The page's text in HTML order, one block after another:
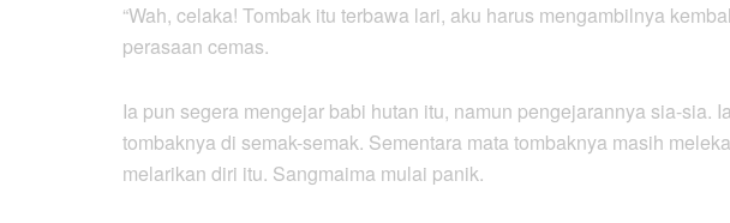
“Wah, celaka! Tombak itu terbawa lari, aku harus mengambilnya
perasaan cemas.
Ia pun segera mengejar babi hutan itu, namun pengejarannya sia-sia.
tombaknya di semak-semak. Sementara mata tombaknya masih
melarikan diri itu. Sangmaima mulai panik.